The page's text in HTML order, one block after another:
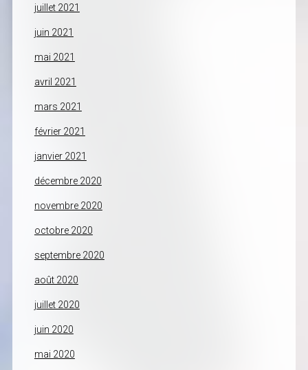
juillet 2021
juin 2021
mai 2021
avril 2021
mars 2021
février 2021
janvier 2021
décembre 2020
novembre 2020
octobre 2020
septembre 2020
août 2020
juillet 2020
juin 2020
mai 2020